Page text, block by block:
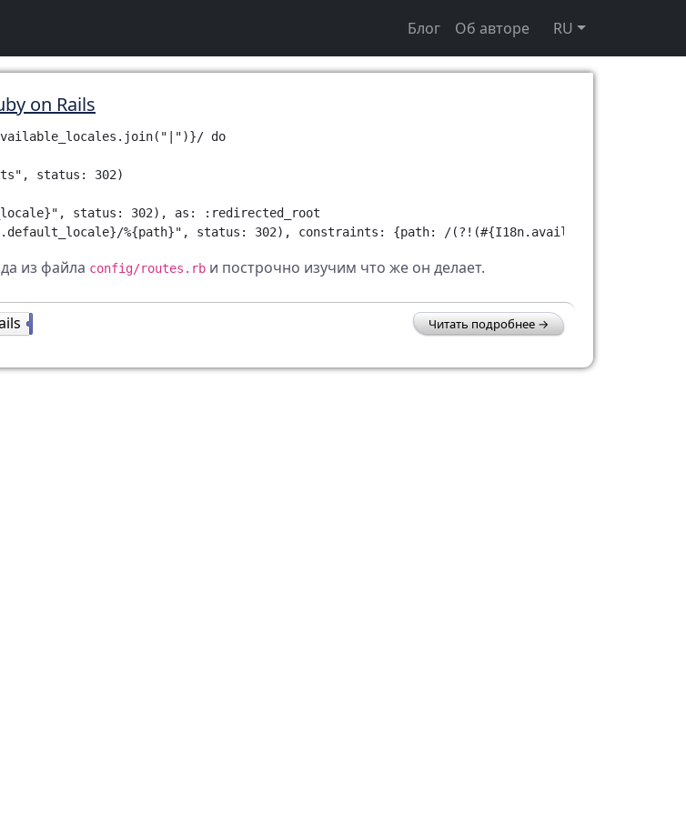
Блог Об авторе RU
on Rails
do
status: 302)
status: 302), as: :redirected_root
из файла config/routes.rb и построчно изучим что же он делает.
Читать подробнее